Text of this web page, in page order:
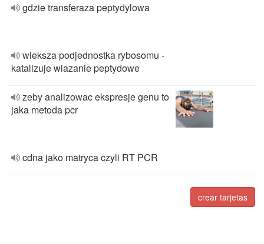
gdzie transferaza peptydylowa
wieksza podjednostka rybosomu -
katalizuje wiazanie peptydowe
zeby analizowac ekspresje genu to
jaka metoda pcr
cdna jako matryca czyli RT PCR
crear tarjetas